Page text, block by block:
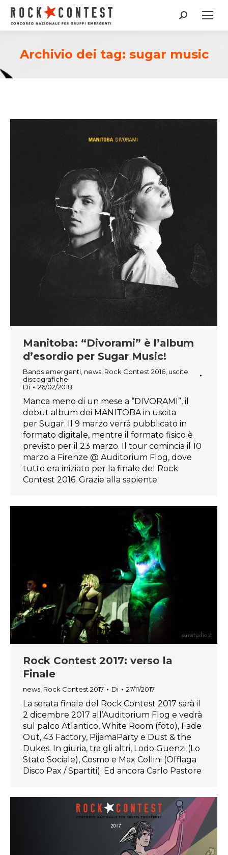
Cerca:
Archivio dei tag: sugar music
Manitoba: “Divorami” è l’album
d’esordio per Sugar Music!
Bands emergenti news Rock Contest 2016 uscite
discografiche
Di
26/02/2018
Manca meno di un mese a “DIVORAMI”, il
debut album dei MANITOBA in uscita
per Sugar. Il 9 marzo verrà pubblicato in
formato digitale, mentre il formato fisico è
previsto per il 23 marzo. Il tour comincia il 10
marzo a Firenze @ Auditorium Flog, dove
tutto era iniziato per la finale del Rock
Contest 2016. Grazie alla sapiente
Rock Contest 2017: verso la
Finale
news Rock Contest 2017 Di 27/11/2017
La serata finale del Rock Contest 2017 sarà il
2 dicembre 2017 all’Auditorium Flog e vedrà
sul palco Atlantico, White Room (foto), Fade
Out, 43 Factory, PijamaParty e Dust & the
Dukes. In giuria, tra gli altri, Lodo Guenzi (Lo
Stato Sociale), Cosmo e Max Collini (Offlaga
Disco Pax / Spartiti). Ed ancora Carlo Pastore